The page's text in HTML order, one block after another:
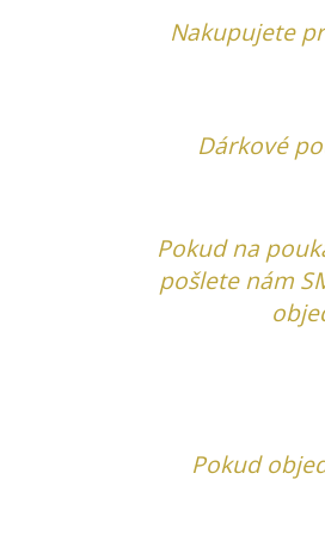
Nakupujete
Dárkové
Pokud na
pošlete nám
Pokud